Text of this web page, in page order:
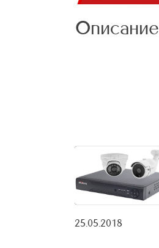
Описание
25.05.2018